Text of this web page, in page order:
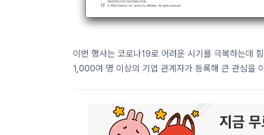
이번 행사는 코로나19로 어려운 시기를 극복하는데
1,000여 명 이상의 기업 관계자가 등록해 큰 관심을